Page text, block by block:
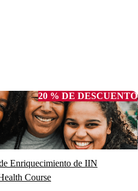
20 % DE DESCUENTO
Enriquecimiento de IIN
Course